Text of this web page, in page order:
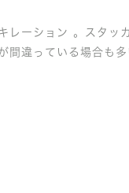
レーション 。スタ
間違っている場合も